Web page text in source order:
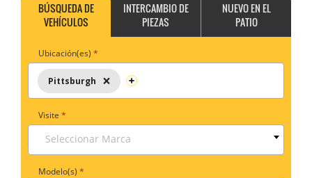
BÚSQUEDA DE
VEHÍCULOS
INTERCAMBIO DE
PIEZAS
NUEVO EN EL
PATIO
Ubicación(es) *
×
Pittsburgh
Visite *
Seleccionar Marca
Modelo(s) *